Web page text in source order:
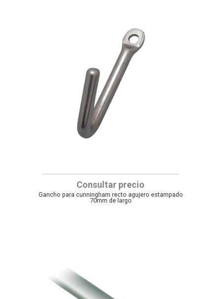
Consultar precio
Gancho para cunningham recto agujero estampado
70mm de largo